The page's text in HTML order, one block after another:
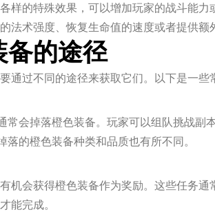
样的特殊效果，可以增加玩家的战斗能力
法术强度、恢复生命值的速度或者提供额
备的途径
通过不同的途径来获取它们。以下是一些
常会掉落橙色装备。玩家可以组队挑战副
的橙色装备种类和品质也有所不同。
机会获得橙色装备作为奖励。这些任务
能完成。